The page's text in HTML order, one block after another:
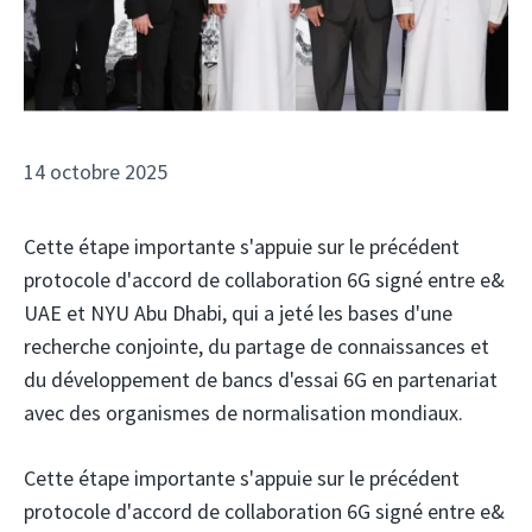
14 octobre 2025
Cette étape importante s'appuie sur le précédent
protocole d'accord de collaboration 6G signé entre e&
UAE et NYU Abu Dhabi, qui a jeté les bases d'une
recherche conjointe, du partage de connaissances et
du développement de bancs d'essai 6G en partenariat
avec des organismes de normalisation mondiaux.
Cette étape importante s'appuie sur le précédent
protocole d'accord de collaboration 6G signé entre e&